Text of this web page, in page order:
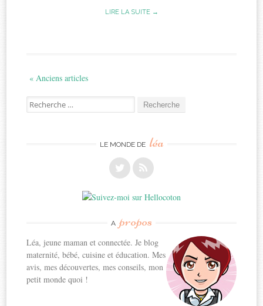
LIRE LA SUITE →
« Anciens articles
Recherche
pour:
LE MONDE DE léa
A propos
Léa, jeune maman et connectée. Je blog
maternité, bébé, cuisine et éducation. Mes
avis, mes découvertes, mes conseils, mon
petit monde quoi !